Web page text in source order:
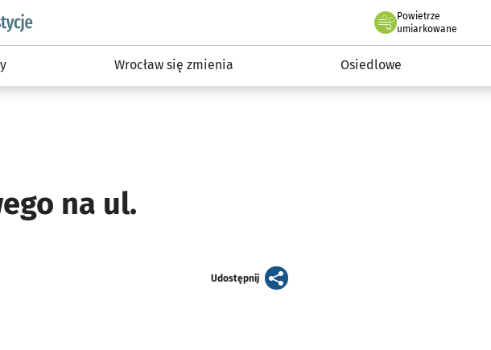
podserwis: #InwestycjeWRO - miejskie inwestycje 2019-2032
Powietrze
we Wrocławiu
umiarkowane
Wrocław się zmienia Osiedlowe
na ul.
Udostępnijartykuł